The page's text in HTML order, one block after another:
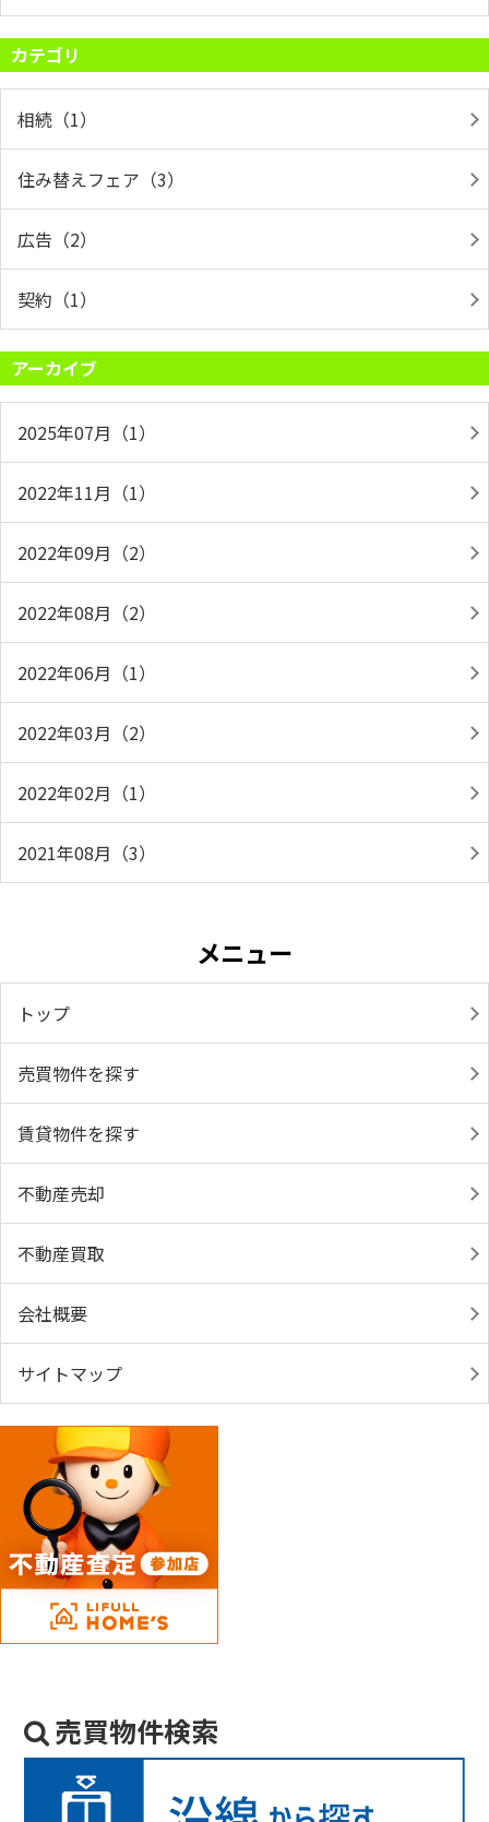
カテゴリ
相続（1）
住み替えフェア（3）
広告（2）
契約（1）
アーカイブ
2025年07月（1）
2022年11月（1）
2022年09月（2）
2022年08月（2）
2022年06月（1）
2022年03月（2）
2022年02月（1）
2021年08月（3）
メニュー
トップ
売買物件を探す
賃貸物件を探す
不動産売却
不動産買取
会社概要
サイトマップ
売買物件検索